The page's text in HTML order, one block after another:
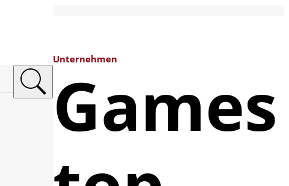
Unternehmen
Games